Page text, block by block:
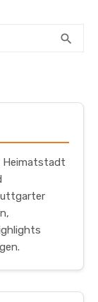
search
Heimatstadt